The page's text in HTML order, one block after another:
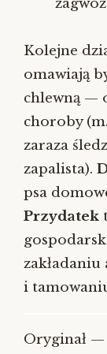
Kolejne
omawiają
chlewną —
choroby
zaraza
zapalista).
psa
Przydatek
i
Oryginał